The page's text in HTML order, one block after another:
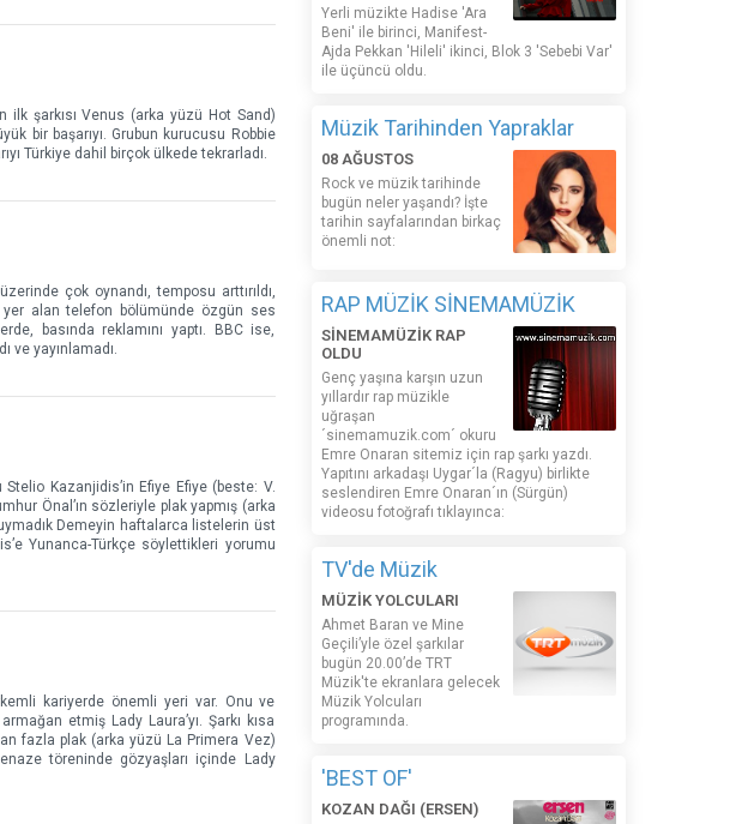
ilk şarkısı Venus (arka yüzü Hot Sand)
bir başarıyı. Grubun kurucusu Robbie
Türkiye dahil birçok ülkede tekrarladı.
çok oynandı, temposu arttırıldı,
yer alan telefon bölümünde özgün ses
basında reklamını yaptı. BBC ise,
ve yayınlamadı.
Kazanjidis’in Efiye Efiye (beste: V.
Önal’ın sözleriyle plak yapmış (arka
Demeyin haftalarca listelerin üst
Yunanca-Türkçe söylettikleri yorumu
kariyerde önemli yeri var. Onu ve
etmiş Lady Laura’yı. Şarkı kısa
fazla plak (arka yüzü La Primera Vez)
töreninde gözyaşları içinde Lady
Yerli müzikte Hadise 'Ara
Beni' ile birinci, Manifest-
Ajda Pekkan 'Hileli' ikinci, Blok 3 'Sebebi Var'
ile üçüncü oldu.
Müzik Tarihinden Yapraklar
08 AĞUSTOS
Rock ve müzik tarihinde
bugün neler yaşandı? İşte
tarihin sayfalarından birkaç
önemli not:
RAP MÜZİK SİNEMAMÜZİK
SİNEMAMÜZİK RAP
OLDU
Genç yaşına karşın uzun
yıllardır rap müzikle
uğraşan
´sinemamuzik.com´ okuru
Emre Onaran sitemiz için rap şarkı yazdı.
Yapıtını arkadaşı Uygar´la (Ragyu) birlikte
seslendiren Emre Onaran´ın (Sürgün)
videosu fotoğrafı tıklayınca:
TV'de Müzik
MÜZİK YOLCULARI
Ahmet Baran ve Mine
Geçili’yle özel şarkılar
bugün 20.00’de TRT
Müzik'te ekranlara gelecek
Müzik Yolcuları
programında.
'BEST OF'
KOZAN DAĞI (ERSEN)